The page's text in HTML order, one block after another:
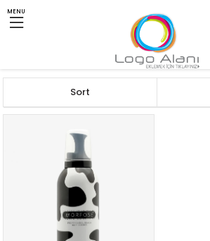
MENU
DİĞER ÜRÜNLER SAÇ KÖÜPÜĞÜ
Sort